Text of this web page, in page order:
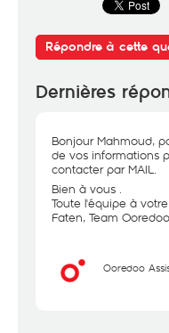
Répondre à cette
Dernières
Bonjour Mahmoud,
de vos informations
contacter par MAIL.
Bien à vous .
Toute l'équipe à
Faten, Team
Ooredoo